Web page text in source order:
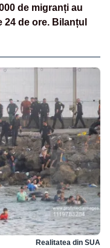
de migranți au
de ore. Bilanțul
Realitatea din SUA